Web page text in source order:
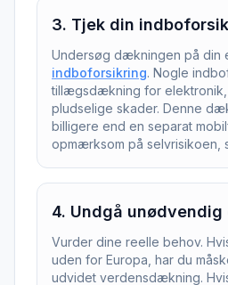
3. Tjek din
Undersøg dækningen på din
indboforsikring. Nogle
tillægsdækning for
pludselige skader. Denne
billigere end en separat
opmærksom på selvrisikoen,
4. Undgå
Vurder dine reelle behov.
uden for Europa, har du
udvidet verdensdækning.